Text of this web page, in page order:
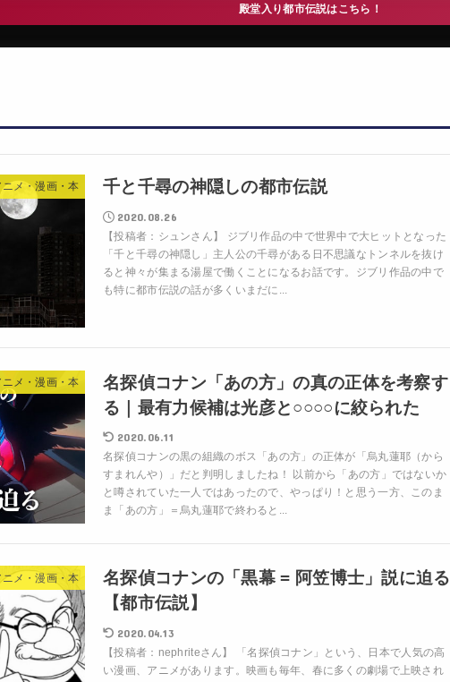
殿堂入り都市伝説はこちら！
ニメ・漫画・本 千と千尋の神隠しの都市伝説
2020.08.26
【投稿者：シュンさん】 ジブリ作品の中で世界中で大ヒットとなった
「千と千尋の神隠し」主人公の千尋がある日不思議なトンネルを抜け
ると神々が集まる湯屋で働くことになるお話です。ジブリ作品の中で
も特に都市伝説の話が多くいまだに...
ニメ・漫画・本
名探偵コナン「あの方」の真の正体を考察す
る｜最有力候補は光彦と○○○○に絞られた
2020.06.11
名探偵コナンの黒の組織のボス「あの方」の正体が「烏丸蓮耶（から
すまれんや）」だと判明しましたね！ 以前から「あの方」ではないか
と噂されていた一人ではあったので、やっぱり！と思う一方、このま
ま「あの方」＝烏丸蓮耶で終わると...
ニメ・漫画・本
名探偵コナンの「黒幕 = 阿笠博士」説に迫る
【都市伝説】
2020.04.13
【投稿者：nephriteさん】 「名探偵コナン」という、日本で人気の高
い漫画、アニメがあります。映画も毎年、春に多くの劇場で上映され